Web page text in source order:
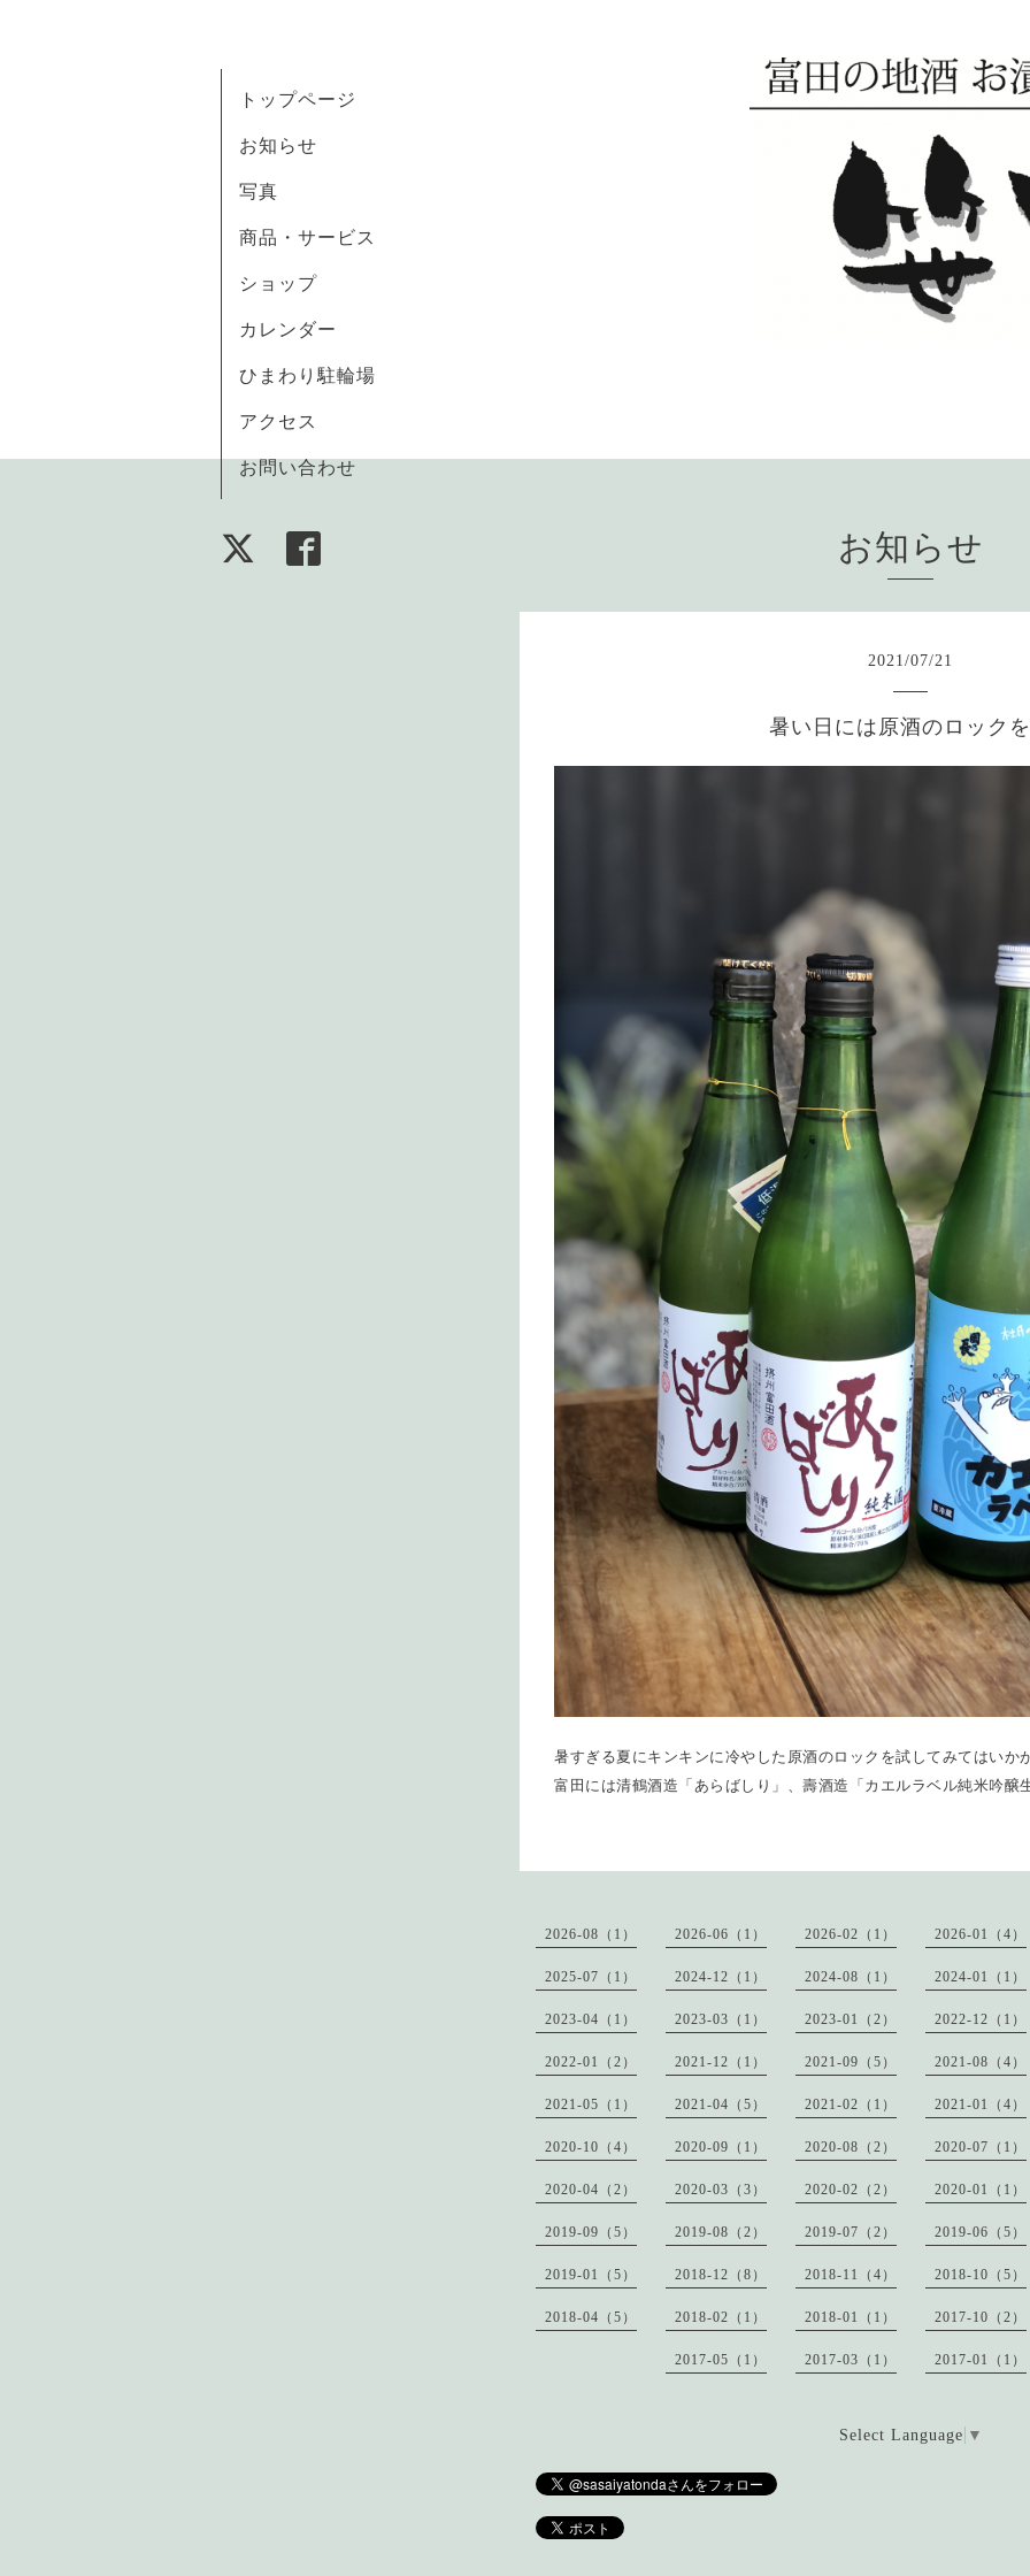
トップページ
お知らせ
写真
商品・サービス
ショップ
カレンダー
ひまわり駐輪場
アクセス
お問い合わせ
お知らせ
2021/07/21
暑い日には原酒のロック
暑すぎる夏にキンキンに冷やした原酒のロックを試してみてはいか
富田には清鶴酒造「あらばしり」、壽酒造「カエルラベル純米吟醸
2026-08（1） 2026-06（1） 2026-02（1） 2026-01（4）
2025-07（1） 2024-12（1） 2024-08（1） 2024-01（1）
2023-04（1） 2023-03（1） 2023-01（2） 2022-12（1）
2022-01（2） 2021-12（1） 2021-09（5） 2021-08（4）
2021-05（1） 2021-04（5） 2021-02（1） 2021-01（4）
2020-10（4） 2020-09（1） 2020-08（2） 2020-07（1）
2020-04（2） 2020-03（3） 2020-02（2） 2020-01（1）
2019-09（5） 2019-08（2） 2019-07（2） 2019-06（5）
2019-01（5） 2018-12（8） 2018-11（4） 2018-10（5）
2018-04（5） 2018-02（1） 2018-01（1） 2017-10（2）
2017-05（1） 2017-03（1） 2017-01（1）
Select Language ▼